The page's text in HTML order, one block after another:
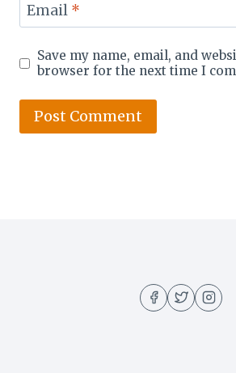
Email *
Save my name, email, and
browser for the next time I